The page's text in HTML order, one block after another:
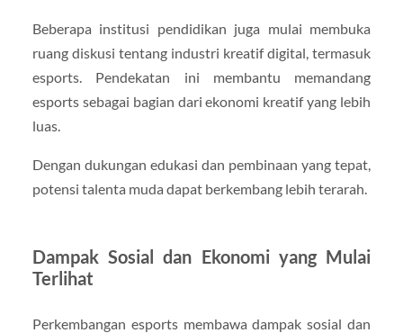
Beberapa institusi pendidikan juga mulai membuka
ruang diskusi tentang industri kreatif digital, termasuk
esports. Pendekatan ini membantu memandang
esports sebagai bagian dari ekonomi kreatif yang lebih
luas.
Dengan dukungan edukasi dan pembinaan yang tepat,
potensi talenta muda dapat berkembang lebih terarah.
Dampak Sosial dan Ekonomi yang Mulai
Terlihat
Perkembangan esports membawa dampak sosial dan